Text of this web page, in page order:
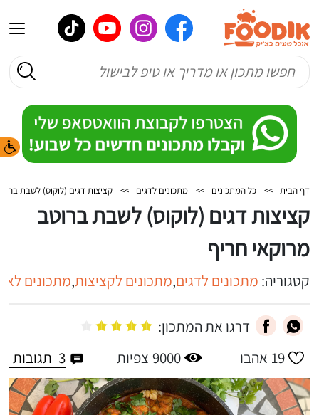
דף הבית >> כל המתכונים >> מתכונים לדגים >> קציצות דגים (לוקוס) לשבת
קציצות דגים (לוקוס) לשבת ברוטב
מרוקאי חריף
קטגוריה: מתכונים לדגים,מתכונים לקציצות,מתכונים
דרגו את המתכון:
19 אהבו 9000 צפיות 3 תגובות